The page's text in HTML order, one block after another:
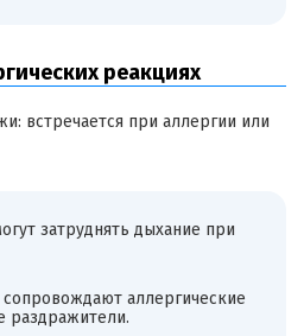
реакциях
встречается при аллергии или
затруднять дыхание при
сопровождают аллергические
раздражители.